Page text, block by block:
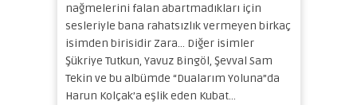
nağmelerini falan abartmadıkları için
sesleriyle bana rahatsızlık vermeyen birkaç
isimden birisidir Zara… Diğer isimler
Şükriye Tutkun, Yavuz Bingöl, Şevval Sam
Tekin ve bu albümde “Dualarım Yoluna”da
Harun Kolçak’a eşlik eden Kubat…